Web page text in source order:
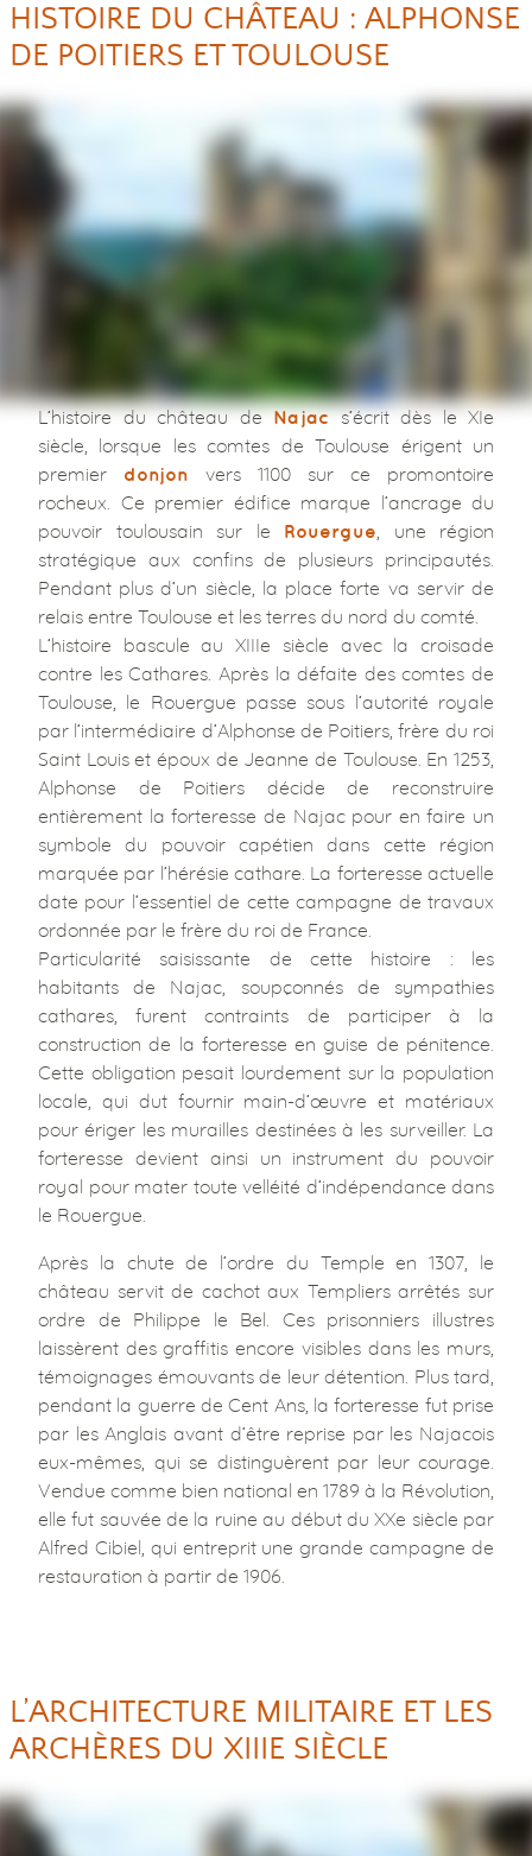
HISTOIRE DU CHÂTEAU : ALPHONSE
DE POITIERS ET TOULOUSE
L’histoire du château deNajacs’écrit dès le XIe
siècle, lorsque les comtes de Toulouse érigent un
premier
donjon
vers 1100 sur ce promontoire
rocheux. Ce premier édifice marque l’ancrage du
pouvoir toulousain sur le
Rouergue, une région
stratégique aux confins de plusieurs principautés.
Pendant plus d’un siècle, la place forte va servir de
relais entre Toulouse et les terres du nord du comté.
L’histoire bascule au XIIIe siècle avec la croisade
contre les Cathares. Après la défaite des comtes de
Toulouse, le Rouergue passe sous l’autorité royale
par l’intermédiaire d’Alphonse de Poitiers, frère du roi
Saint Louis et époux de Jeanne de Toulouse. En 1253,
Alphonse de Poitiers décide de reconstruire
entièrement la forteresse de Najac pour en faire un
symbole du pouvoir capétien dans cette région
marquée par l’hérésie cathare. La forteresse actuelle
date pour l’essentiel de cette campagne de travaux
ordonnée par le frère du roi de France.
Particularité saisissante de cette histoire : les
habitants de Najac, soupçonnés de sympathies
cathares, furent contraints de participer à la
construction de la forteresse en guise de pénitence.
Cette obligation pesait lourdement sur la population
locale, qui dut fournir main-d’œuvre et matériaux
pour ériger les murailles destinées à les surveiller. La
forteresse devient ainsi un instrument du pouvoir
royal pour mater toute velléité d’indépendance dans
le Rouergue.
Après la chute de l’ordre du Temple en 1307, le
château servit de cachot aux Templiers arrêtés sur
ordre de Philippe le Bel. Ces prisonniers illustres
laissèrent des graffitis encore visibles dans les murs,
témoignages émouvants de leur détention. Plus tard,
pendant la guerre de Cent Ans, la forteresse fut prise
par les Anglais avant d’être reprise par les Najacois
eux-mêmes, qui se distinguèrent par leur courage.
Vendue comme bien national en 1789 à la Révolution,
elle fut sauvée de la ruine au début du XXe siècle par
Alfred Cibiel, qui entreprit une grande campagne de
restauration à partir de 1906.
L’ARCHITECTURE MILITAIRE ET LES
ARCHÈRES DU XIIIE SIÈCLE